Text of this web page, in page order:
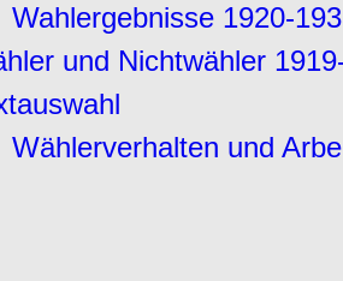
Wahlergebnisse 1920-
und Nichtwähler
Wählerverhalten und